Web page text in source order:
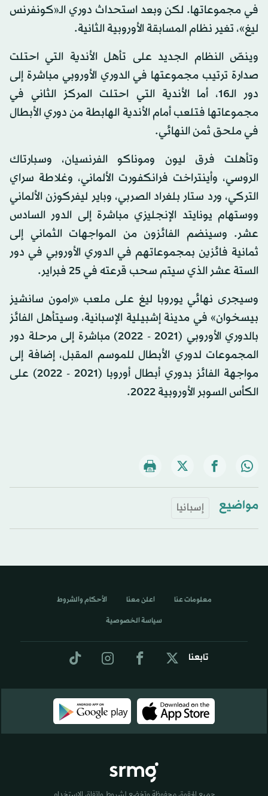
في مجموعاتها. لكن وبعد استحداث دوري الـ«كونفرنس
ليغ»، تغير نظام المسابقة الأوروبية الثانية.
وينصّ النظام الجديد على تأهل الأندية التي احتلت
صدارة ترتيب مجموعتها في الدوري الأوروبي مباشرة إلى
دور الـ16، أما الأندية التي احتلت المركز الثاني في
مجموعاتها فتلعب أمام الأندية الهابطة من دوري الأبطال
في ملحق ثمن النهائي.
وتأهلت فرق ليون وموناكو الفرنسيان، وسبارتاك
الروسي، وأينتراخت فرانكفورت الألماني، وغلاطة سراي
التركي، ورد ستار بلغراد الصربي، وباير ليفركوزن الألماني
ووستهام يونايتد الإنجليزي مباشرة إلى الدور السادس
عشر. وسينضم الفائزون من المواجهات الثماني إلى
ثمانية فائزين بمجموعاتهم في الدوري الأوروبي في دور
الستة عشر الذي سيتم سحب قرعته في 25 فبراير.
وسيجرى نهائي يوروبا ليغ على ملعب «رامون سانشيز
بيسخوان» في مدينة إشبيلية الإسبانية، وسيتأهل الفائز
بالدوري الأوروبي (2021 - 2022) مباشرة إلى مرحلة دور
المجموعات لدوري الأبطال للموسم المقبل، إضافة إلى
مواجهة الفائز بدوري أبطال أوروبا (2021 - 2022) على
الكأس السوبر الأوروبية 2022.
مواضيع إسبانيا
تابعنا
معلومات عنا اعلن معنا الأحكام والشروط
سياسة الخصوصية